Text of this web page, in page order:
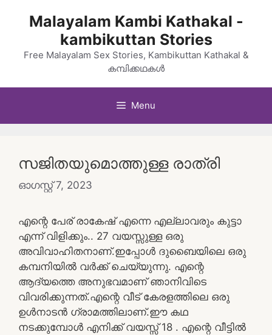
Malayalam Kambi Kathakal -
kambikuttan Stories
Free Malayalam Sex Stories, Kambikuttan Kathakal &
കമ്പിക്കഥകൾ
Menu
സജിതയുമൊത്തുള്ള രാത്രി
ഓഗസ്റ്റ്‌ 7, 2023
എന്റെ പേര് രാകേഷ് എന്നെ എല്ലാവരും കുട്ടാ
എന്ന് വിളിക്കും.. 27 വയസ്സുള്ള ഒരു
അവിവാഹിതനാണ്.ഇപ്പോള്‍ ദുബൈയിലെ ഒരു
കമ്പനിയില്‍ വര്‍ക്ക്‌ ചെയ്യുന്നു. എന്റെ
ആദ്യത്തെ അനുഭവമാണ് ഞാനിവിടെ
വിവരിക്കുന്നത്.എന്റെ വീട് കേരളത്തിലെ ഒരു
ഉള്‍നാടന്‍ ഗ്രാമത്തിലാണ്.ഈ കഥ
നടക്കുമ്പോള്‍ എനിക്ക് വയസ്സ് 18 . എന്റെ വീട്ടില്‍